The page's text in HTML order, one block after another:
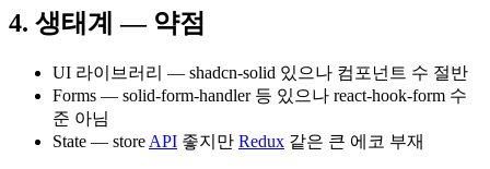
4. 생태계 — 약점
UI 라이브러리 — shadcn-solid 있으나 컴포넌트 수 절반
Forms — solid-form-handler 등 있으나 react-hook-form 수
준 아님
State — store API 좋지만 Redux 같은 큰 에코 부재